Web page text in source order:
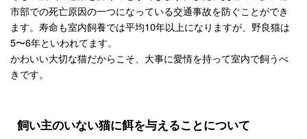
市部での死亡原因の一つになっている交通事故を防ぐことができ
ます。寿命も室内飼養では平均10年以上になりますが、野良猫は
5〜6年といわれてます。
かわいい大切な猫だからこそ、大事に愛情を持って室内で飼うべ
きです。
飼い主のいない猫に餌を与えることについて